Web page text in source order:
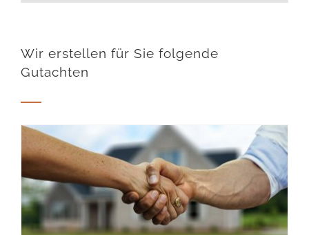
Wir erstellen für Sie folgende
Gutachten
Schiedsgutachten – Streiten Sie nicht
um den Wert